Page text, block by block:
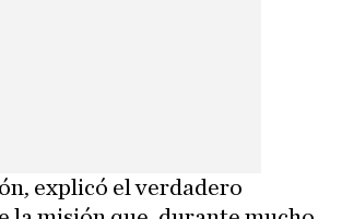
explicó el verdadero